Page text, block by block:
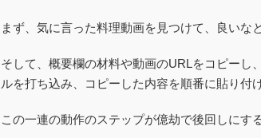
まず、気に言った料理動画を見つけて、良いな
そして、概要欄の材料や動画のURLをコピーし
ルを打ち込み、コピーした内容を順番に貼り付
この一連の動作のステップが億劫で後回しにす